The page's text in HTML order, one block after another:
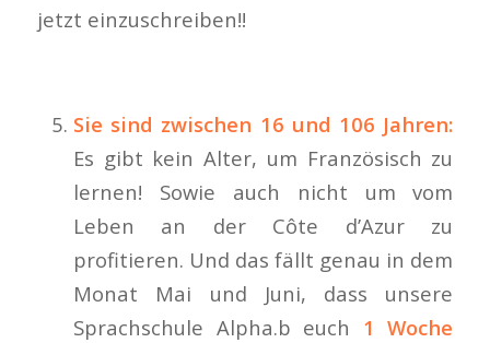
jetzt einzuschreiben!!
Sie sind zwischen 16 und 106 Jahren:
Es gibt kein Alter, um Französisch zu
lernen! Sowie auch nicht um vom
Leben an der Côte d’Azur zu
profitieren. Und das fällt genau in dem
Monat Mai und Juni, dass unsere
Sprachschule Alpha.b euch 1 Woche